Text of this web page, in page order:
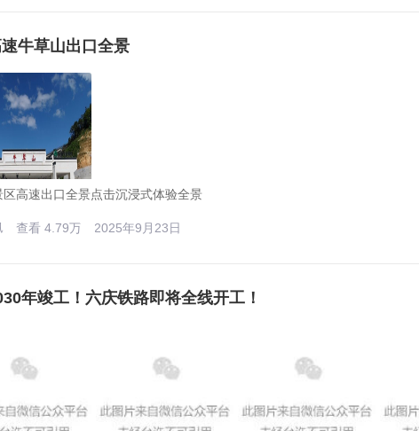
牛草山出口全景
区高速出口全景点击沉浸式体验全景
查看 4.79万 2025年9月23日
年竣工！六庆铁路即将全线开工！